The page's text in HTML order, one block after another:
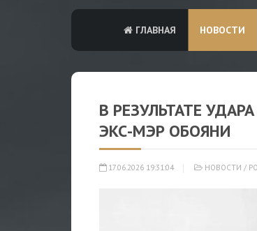
ГЛАВНАЯ НОВОСТИ
В РЕЗУЛЬТАТЕ
ЭКС-МЭР ОБОЯНИ
17.06.2026 19:31:04 НОВОСТИ /